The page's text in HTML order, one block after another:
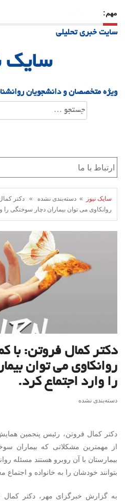
مهم:
21 دسامبر 25
سایت خبری تحلیلی
سایک
ویژه متخصصان و دانشجویان
جستجو
برای:
سایک نیوز
» دسته‌بندی نشده » دکتر
روانکاوی می توان بیماران دچار سوختگی را
دکتر کمال فروتن: با
روانکاوی می توان
را وارد اجتماع کرد.
دسته‌بندی نشده
دکتر کمال فروتن، رئیس پنجمین
از مهمترین مشکلاتی که بیماران
بیمارستان با آن روبرو هستند مسئله
بتوانند خودشان را به خانواده و اجتماع
به گزارش خبرگزای مهر، دکتر